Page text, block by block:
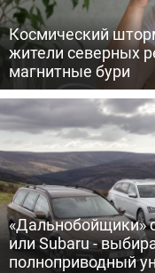
Космический
жители северных
магнитные бури
«Дальнобойщики»
или Subaru -
полноприводный